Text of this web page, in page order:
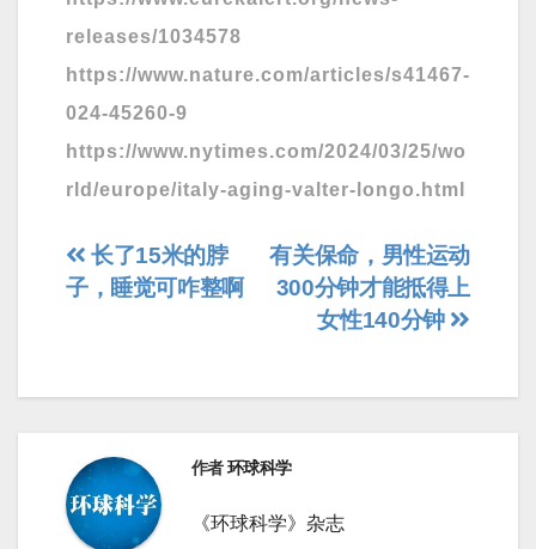
releases/1034578
https://www.nature.com/articles/s41467-
024-45260-9
https://www.nytimes.com/2024/03/25/wo
rld/europe/italy-aging-valter-longo.html
文
章
航
有关保命，男性运动
300分钟才能抵得上
女性140分钟
长了15米的脖
子，睡觉可咋整啊
作者环球科学
《环球科学》杂志